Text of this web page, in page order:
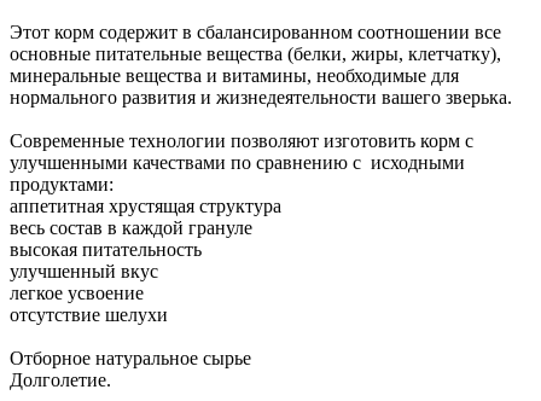
Этот корм содержит в сбалансированном соотношении все
основные питательные вещества (белки, жиры, клетчатку),
минеральные вещества и витамины, необходимые для
нормального развития и жизнедеятельности вашего зверька.
Современные технологии позволяют изготовить корм с
улучшенными качествами по сравнению с исходными
продуктами:
аппетитная хрустящая структура
весь состав в каждой грануле
высокая питательность
улучшенный вкус
легкое усвоение
отсутствие шелухи
Отборное натуральное сырье
Долголетие.